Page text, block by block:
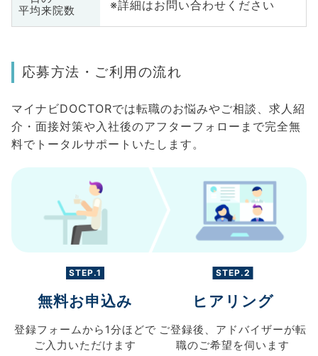
平均来院数
※詳細はお問い合わせください
応募方法・ご利用の流れ
マイナビDOCTORでは転職のお悩みやご相談、求人紹
介・面接対策や入社後のアフターフォローまで完全無
料でトータルサポートいたします。
STEP.1
無料お申込み
登録フォームから 1分ほどで
ご入力 いただけます
STEP.2
ヒアリング
ご登録後、 アドバイザーが転
職のご希望を伺います